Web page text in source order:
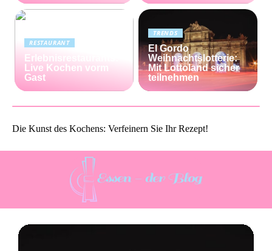
RESTAURANT
Erlebnisrestaurants:
Live Kochen vorm
Gast
TRENDS
El Gordo
Weihnachtslotterie:
Mit Lottoland sicher
teilnehmen
Die Kunst des Kochens: Verfeinern Sie Ihr Rezept!